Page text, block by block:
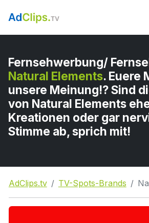
Fernsehwerbung/
Natural Elements. Euere
unsere Meinung!? Sind
von Natural Elements
Kreationen oder gar
Stimme ab, sprich mit!
AdClips.tv TV-Spots-Brands